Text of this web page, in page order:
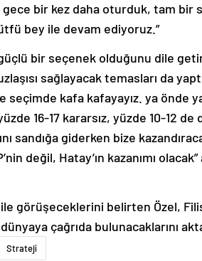
gece bir kez daha oturduk, tam
bey ile devam ediyoruz.”
bir seçenek olduğunu dile
sağlayacak temasları da
kafa kafayayız. ya önde
16-17 kararsız, yüzde 10-12
sandığa giderken bize
değil, Hatay’ın kazanımı
görüşeceklerini belirten Özel,
çağrıda bulunacaklarını
Strateji